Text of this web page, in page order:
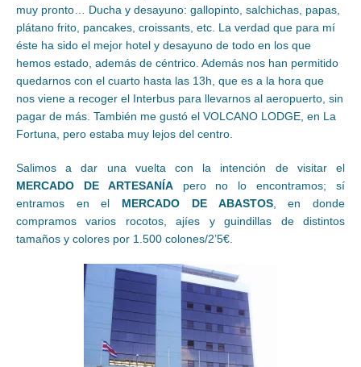
muy pronto… Ducha y desayuno: gallopinto, salchichas, papas,
plátano frito, pancakes, croissants, etc. La verdad que para mí
éste ha sido el mejor hotel y desayuno de todo en los que
hemos estado, además de céntrico. Además nos han permitido
quedarnos con el cuarto hasta las 13h, que es a la hora que
nos viene a recoger el Interbus para llevarnos al aeropuerto, sin
pagar de más. También me gustó el VOLCANO LODGE, en La
Fortuna, pero estaba muy lejos del centro.
Salimos a dar una vuelta con la intención de visitar el
MERCADO DE ARTESANÍApero no lo encontramos; sí
entramos en el MERCADO DE ABASTOS, en donde
compramos varios rocotos, ajíes y guindillas de distintos
tamaños y colores por 1.500 colones/2’5€.